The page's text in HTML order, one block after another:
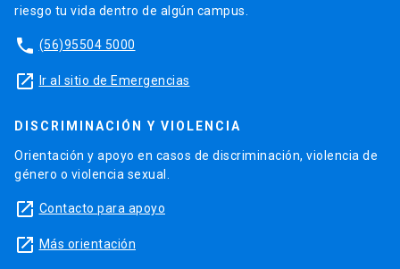
riesgo tu vida dentro de algún campus.
phone (56)95504 5000
launch Ir al sitio de Emergencias
DISCRIMINACIÓN Y VIOLENCIA
Orientación y apoyo en casos de discriminación, violencia de
género o violencia sexual.
launch Contacto para apoyo
launch Más orientación